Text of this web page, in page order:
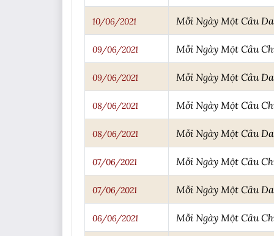
10/06/2021 Mỗi Ngày Một Câu
09/06/2021 Mỗi Ngày Một Câu
09/06/2021 Mỗi Ngày Một Câu
08/06/2021 Mỗi Ngày Một Câu
08/06/2021 Mỗi Ngày Một Câu
07/06/2021 Mỗi Ngày Một Câu
07/06/2021 Mỗi Ngày Một Câu
06/06/2021 Mỗi Ngày Một Câu